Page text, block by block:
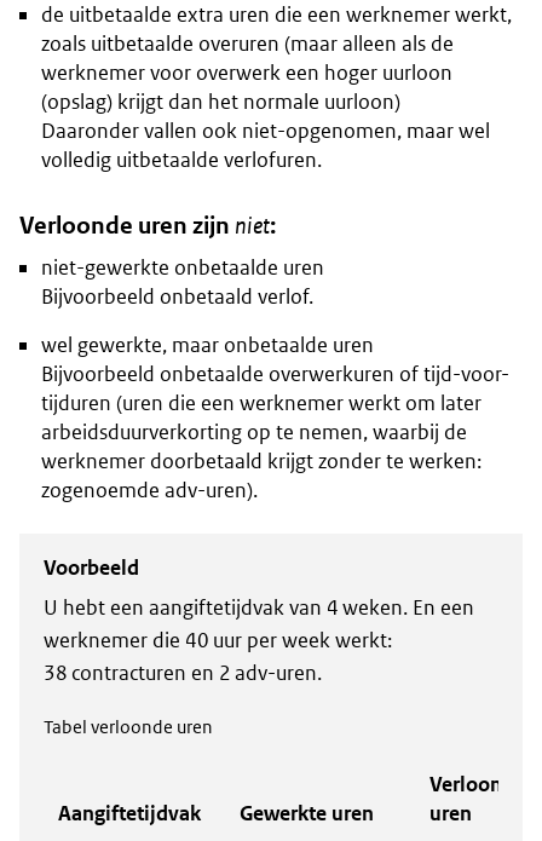
de uitbetaalde extra uren die een werknemer werkt,
zoals uitbetaalde overuren (maar alleen als de
werknemer voor overwerk een hoger uurloon
(opslag) krijgt dan het normale uurloon)
Daaronder vallen ook niet-opgenomen, maar wel
volledig uitbetaalde verlofuren.
Verloonde uren zijn niet:
niet-gewerkte onbetaalde uren
Bijvoorbeeld onbetaald verlof.
wel gewerkte, maar onbetaalde uren
Bijvoorbeeld onbetaalde overwerkuren of tijd-voor-
tijduren (uren die een werknemer werkt om later
arbeidsduurverkorting op te nemen, waarbij de
werknemer doorbetaald krijgt zonder te werken:
zogenoemde adv-uren).
Voorbeeld
U hebt een aangiftetijdvak van 4 weken. En een
werknemer die 40 uur per week werkt:
38 contracturen en 2 adv-uren.
Tabel verloonde uren
Aangiftetijdvak Gewerkte uren
Verloonde
uren